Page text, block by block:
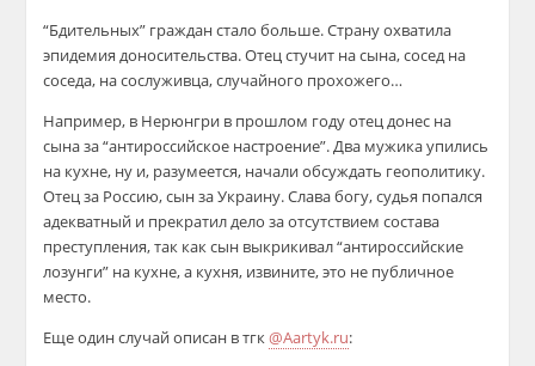
“Бдительных” граждан стало больше. Страну охватила
эпидемия доносительства. Отец стучит на сына, сосед на
соседа, на сослуживца, случайного прохожего…
Например, в Нерюнгри в прошлом году отец донес на
сына за “антироссийское настроение”. Два мужика упились
на кухне, ну и, разумеется, начали обсуждать геополитику.
Отец за Россию, сын за Украину. Слава богу, судья попался
адекватный и прекратил дело за отсутствием состава
преступления, так как сын выкрикивал “антироссийские
лозунги” на кухне, а кухня, извините, это не публичное
место.
Еще один случай описан в тгк@Aartyk.ru: